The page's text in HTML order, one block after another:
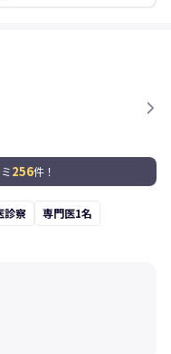
256件！
診察
専門医1名